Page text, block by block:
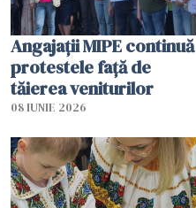
Angajaţii MIPE continuă
protestele faţă de
tăierea veniturilor
08 IUNIE 2026